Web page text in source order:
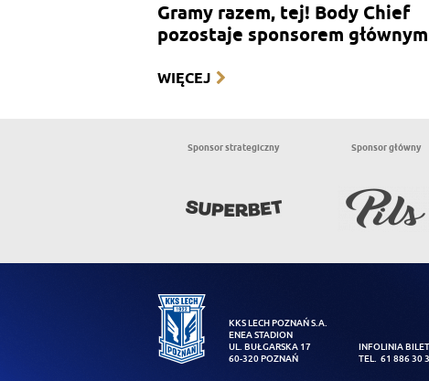
Gramy razem, tej! Body Chief
pozostaje sponsorem głównym
WIĘCEJ
Sponsor strategiczny Sponsor główny
KKS LECH POZNAŃ S.A.
ENEA STADION
UL. BUŁGARSKA 17
60-320 POZNAŃ
INFOLINIA
TEL. 61 886 30